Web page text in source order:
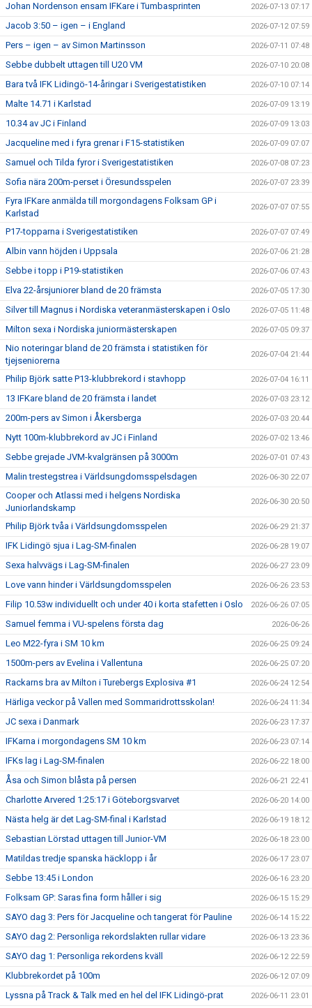
Johan Nordenson ensam IFKare i Tumbasprinten 2026-07-13 07:17
Jacob 3:50 – igen – i England 2026-07-12 07:59
Pers – igen – av Simon Martinsson 2026-07-11 07:48
Sebbe dubbelt uttagen till U20 VM 2026-07-10 20:08
Bara två IFK Lidingö-14-åringar i Sverigestatistiken 2026-07-10 07:14
Malte 14.71 i Karlstad 2026-07-09 13:19
10.34 av JC i Finland 2026-07-09 13:03
Jacqueline med i fyra grenar i F15-statistiken 2026-07-09 07:07
Samuel och Tilda fyror i Sverigestatistiken 2026-07-08 07:23
Sofia nära 200m-perset i Öresundsspelen 2026-07-07 23:39
Fyra IFKare anmälda till morgondagens Folksam GP i
Karlstad
2026-07-07 07:55
P17-topparna i Sverigestatistiken 2026-07-07 07:49
Albin vann höjden i Uppsala 2026-07-06 21:28
Sebbe i topp i P19-statistiken 2026-07-06 07:43
Elva 22-årsjuniorer bland de 20 främsta 2026-07-05 17:30
Silver till Magnus i Nordiska veteranmästerskapen i Oslo 2026-07-05 11:48
Milton sexa i Nordiska juniormästerskapen 2026-07-05 09:37
Nio noteringar bland de 20 främsta i statistiken för
tjejseniorerna
2026-07-04 21:44
Philip Björk satte P13-klubbrekord i stavhopp 2026-07-04 16:11
13 IFKare bland de 20 främsta i landet 2026-07-03 23:12
200m-pers av Simon i Åkersberga 2026-07-03 20:44
Nytt 100m-klubbrekord av JC i Finland 2026-07-02 13:46
Sebbe grejade JVM-kvalgränsen på 3000m 2026-07-01 07:43
Malin trestegstrea i Världsungdomsspelsdagen 2026-06-30 22:07
Cooper och Atlassi med i helgens Nordiska
Juniorlandskamp
2026-06-30 20:50
Philip Björk tvåa i Världsungdomsspelen 2026-06-29 21:37
IFK Lidingö sjua i Lag-SM-finalen 2026-06-28 19:07
Sexa halvvägs i Lag-SM-finalen 2026-06-27 23:09
Love vann hinder i Världsungdomsspelen 2026-06-26 23:53
Filip 10.53w individuellt och under 40 i korta stafetten i Oslo 2026-06-26 07:05
Samuel femma i VU-spelens första dag 2026-06-26
Leo M22-fyra i SM 10 km 2026-06-25 09:24
1500m-pers av Evelina i Vallentuna 2026-06-25 07:20
Rackarns bra av Milton i Turebergs Explosiva #1 2026-06-24 12:54
Härliga veckor på Vallen med Sommaridrottsskolan! 2026-06-24 11:34
JC sexa i Danmark 2026-06-23 17:37
IFKarna i morgondagens SM 10 km 2026-06-23 07:14
IFKs lag i Lag-SM-finalen 2026-06-22 18:00
Åsa och Simon blåsta på persen 2026-06-21 22:41
Charlotte Arvered 1:25:17 i Göteborgsvarvet 2026-06-20 14:00
Nästa helg är det Lag-SM-final i Karlstad 2026-06-19 18:12
Sebastian Lörstad uttagen till Junior-VM 2026-06-18 23:00
Matildas tredje spanska häcklopp i år 2026-06-17 23:07
Sebbe 13:45 i London 2026-06-16 23:20
Folksam GP: Saras fina form håller i sig 2026-06-15 15:29
SAYO dag 3: Pers för Jacqueline och tangerat för Pauline 2026-06-14 15:22
SAYO dag 2: Personliga rekordslakten rullar vidare 2026-06-13 23:36
SAYO dag 1: Personliga rekordens kväll 2026-06-12 22:59
Klubbrekordet på 100m 2026-06-12 07:09
Lyssna på Track & Talk med en hel del IFK Lidingö-prat 2026-06-11 23:01